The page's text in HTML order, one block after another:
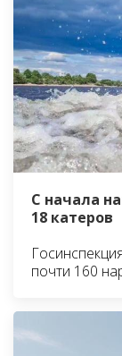
С начала
18 катеров
почти 160